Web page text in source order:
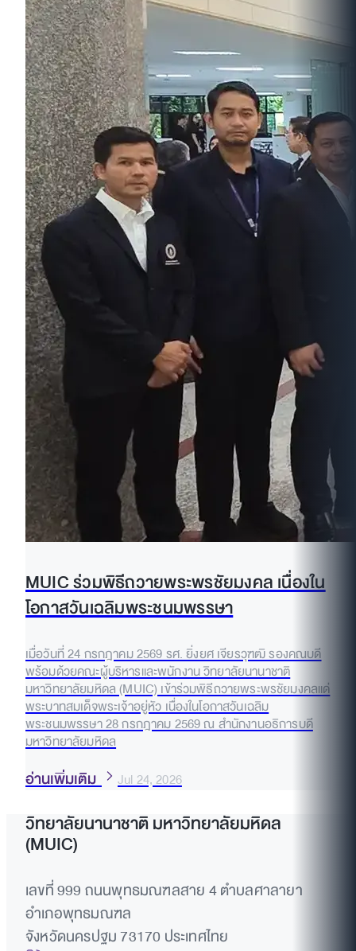
MUIC ร่วมพิธีถวายพระพรชัยมงคล เนื่องใน
โอกาสวันเฉลิมพระชนมพรรษา
เมื่อวันที่ 24 กรกฎาคม 2569 รศ. ยิ่งยศ เจียรวุฑฒิ รองคณบดี
พร้อมด้วยคณะผู้บริหารและพนักงาน วิทยาลัยนานาชาติ
มหาวิทยาลัยมหิดล (MUIC) เข้าร่วมพิธีถวายพระพรชัยมงคลแด่
พระบาทสมเด็จพระเจ้าอยู่หัว เนื่องในโอกาสวันเฉลิม
พระชนมพรรษา 28 กรกฎาคม 2569 ณ สำนักงานอธิการบดี
มหาวิทยาลัยมหิดล
อ่านเพิ่มเติม Jul 24, 2026
วิทยาลัยนานาชาติ มหาวิทยาลัยมหิดล
(MUIC)
เลขที่ 999 ถนนพุทธมณฑลสาย 4 ตำบลศาลายา
อำเภอพุทธมณฑล
จังหวัดนครปฐม 73170 ประเทศไทย